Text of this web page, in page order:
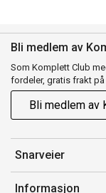
Bli medlem av
Som Komplett Club
fordeler, gratis frakt på
Bli medlem av
Snarveier
Min side
Informasjon